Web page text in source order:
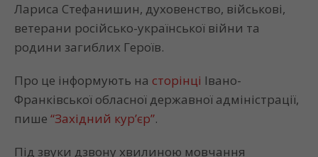
Лариса Стефанишин, духовенство, військові,
ветерани російсько-української війни та
родини загиблих Героїв.
Про це інформують на сторінці Івано-
Франківської обласної державної адміністрації,
пише “Західний кур’єр”.
Під звуки дзвону хвилиною мовчання